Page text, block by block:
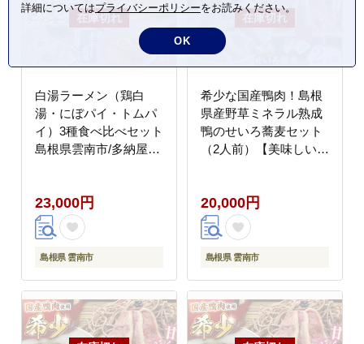
白湯ラーメン（鶏白
湯・にぼパイ・トムパ
イ）3種食べ比べセット
島根県雲南市/多納屋
23,000円
島根県 雲南市
希少な国産鴨肉！島根
県産野草ミネラル熟成
鴨のせいろ蕎麦セット
（2人前）【美味しい食
も肉 島根県雲南市/鴨専
門店カナール
[AIDC004]
20,000円
島根県 雲南市
詳細についてはプライバシーポリシーをお読みください。
OK